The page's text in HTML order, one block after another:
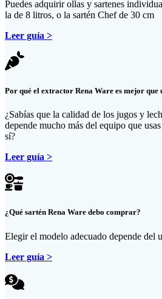
Puedes adquirir ollas y sartenes
la de 8 litros, o la sartén Chef de 30 cm
Leer guía >
Por qué el extractor Rena Ware es mejor
¿Sabías que la calidad de los jugos y
depende mucho más del equipo que
sí?
Leer guía >
¿Qué sartén Rena Ware debo comprar?
Elegir el modelo adecuado depende del
Leer guía >